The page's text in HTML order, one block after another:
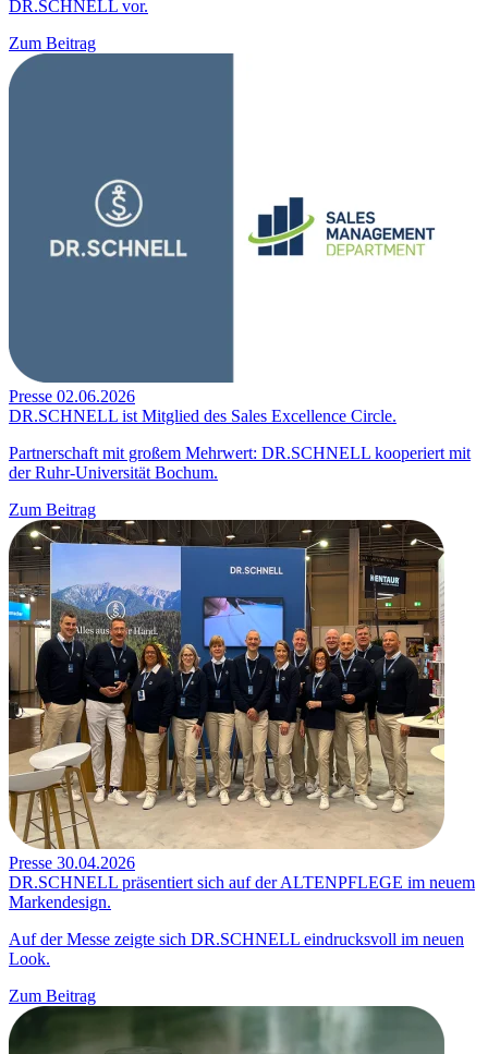
DR.SCHNELL vor.
Zum Beitrag
Presse 02.06.2026
DR.SCHNELL ist Mitglied des Sales Excellence Circle.
Partnerschaft mit großem Mehrwert: DR.SCHNELL kooperiert mit
der Ruhr-Universität Bochum.
Zum Beitrag
Presse 30.04.2026
DR.SCHNELL präsentiert sich auf der ALTENPFLEGE im neuem
Markendesign.
Auf der Messe zeigte sich DR.SCHNELL eindrucksvoll im neuen
Look.
Zum Beitrag